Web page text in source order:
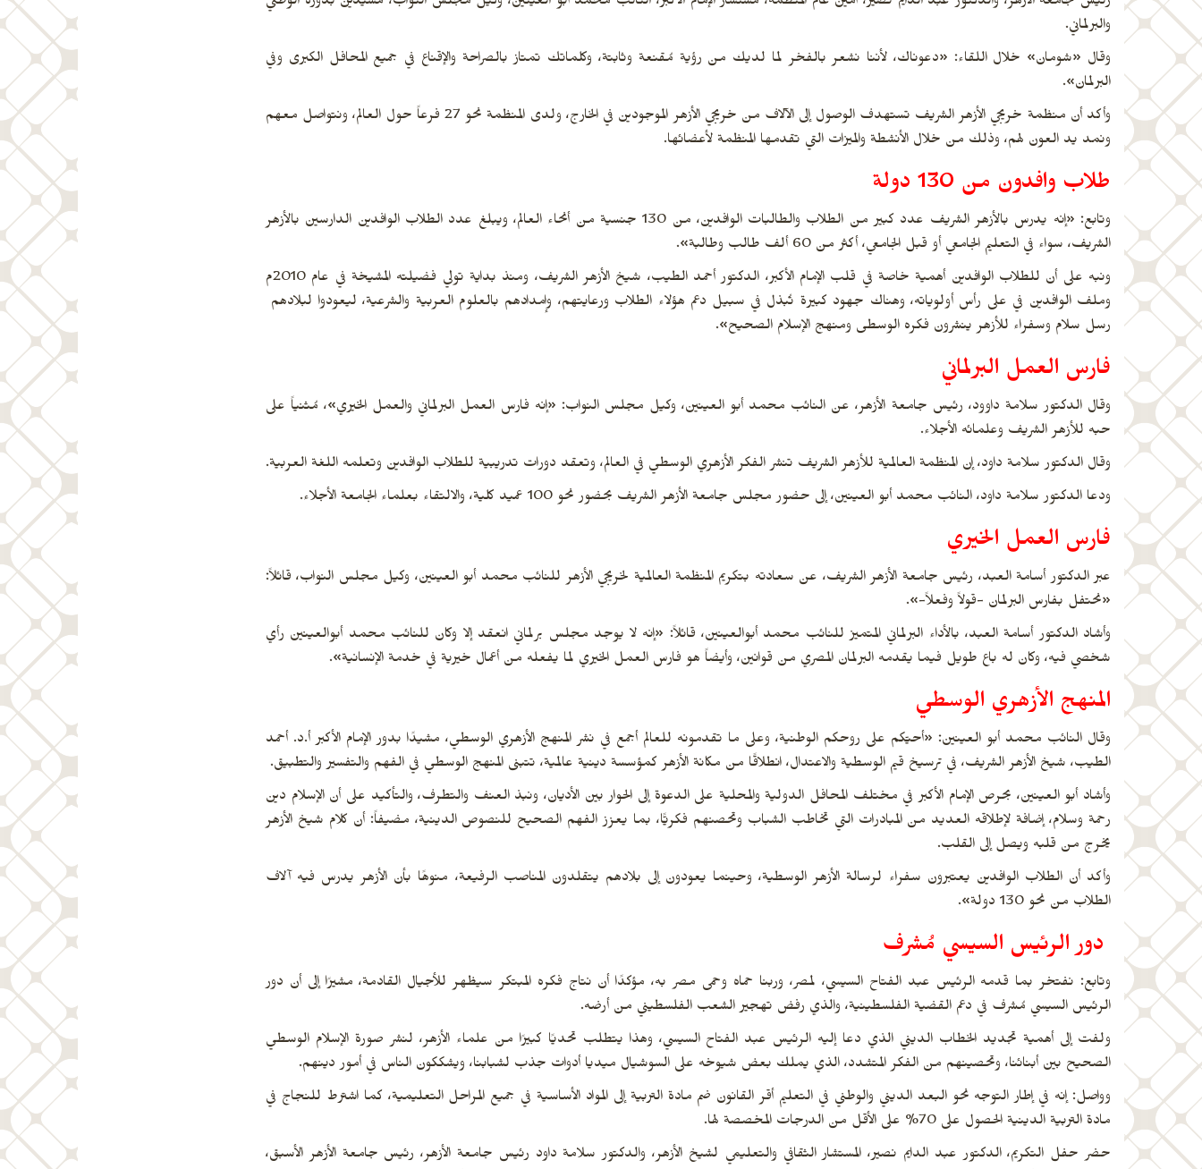
والبرلماني.
وقال «شومان» خلال اللقاء: «دعوناك، لأننا نشعر بالفخر لما لديك من رؤية مُقنعة وثابتة، وكلماتك تمتاز بالصراحة والإقناع في جميع المحافل الكبرى وفي
البرلمان».
وأكد أن منظمة خريجي الأزهر الشريف تستهدف الوصول إلى الآلاف من خريجي الأزهر الموجودين في الخارج، ولدى المنظمة نحو 27 فرعاً حول العالم، ونتواصل معهم
ونمد يد العون لهم، وذلك من خلال الأنشطة والميزات التي تقدمها المنظمة لأعضائها.
طلاب وافدون من 130 دولة
وتابع: «إنه يدرس بالأزهر الشريف عدد كبير من الطلاب والطالبات الوافدين، من 130 جنسية من أنحاء العالم، ويبلغ عدد الطلاب الوافدين الدارسين بالأزهر
الشريف، سواء في التعليم الجامعي أو قبل الجامعي، أكثر من 60 ألف طالب وطالبة».
ونبه على أن للطلاب الوافدين أهمية خاصة في قلب الإمام الأكبر، الدكتور أحمد الطيب، شيخ الأزهر الشريف، ومنذ بداية تولي فضيلته المشيخة في عام 2010م
وملف الوافدين في على رأس أولوياته، وهناك جهود كبيرة تُبذل في سبيل دعم هؤلاء الطلاب ورعايتهم، وإمدادهم بالعلوم العربية والشرعية، ليعودوا لبلادهم
رسل سلام وسفراء للأزهر ينشرون فكره الوسطى ومنهج الإسلام الصحيح».
فارس العمل البرلماني
وقال الدكتور سلامة داوود، رئيس جامعة الأزهر، عن النائب محمد أبو العينين، وكيل مجلس النواب: «إنه فارس العمل البرلماني والعمل الخيري»، مُثنياً على
حبه للأزهر الشريف وعلمائه الأجلاء.
وقال الدكتور سلامة داود، إن المنظمة العالمية للأزهر الشريف تنشر الفكر الأزهري الوسطي في العالم، وتعقد دورات تدريبية للطلاب الوافدين وتعلمه اللغة العربية.
ودعا الدكتور سلامة داود، النائب محمد أبو العينين، إلى حضور مجلس جامعة الأزهر الشريف بحضور نحو 100 عميد كلية، والالتقاء بعلماء الجامعة الأجلاء.
فارس العمل الخيري
عبر الدكتور أسامة العبد، رئيس جامعة الأزهر الشريف، عن سعادته بتكريم المنظمة العالمية لخريجي الأزهر للنائب محمد أبو العينين، وكيل مجلس النواب، قائلاً:
«نحتفل بفارس البرلمان -قولاً وفعلاً-».
وأشاد الدكتور أسامة العبد، بالأداء البرلماني المتميز للنائب محمد أبوالعينين، قائلاً: «إنه لا يوجد مجلس برلماني انعقد إلا وكان للنائب محمد أبوالعينين رأي
شخصي فيه، وكان له باع طويل فيما يقدمه البرلمان المصري من قوانين، وأيضاً هو فارس العمل الخيري لما يفعله من أعمال خيرية في خدمة الإنسانية».
المنهج الأزهري الوسطي
وقال النائب محمد أبو العينين: «أحيّكم على روحكم الوطنية، وعلى ما تقدمونه للعالم أجمع في نشر المنهج الأزهري الوسطي، مشيدًا بدور الإمام الأكبر أ.د. أحمد
الطيب، شيخ الأزهر الشريف، في ترسيخ قيم الوسطية والاعتدال، انطلاقًا من مكانة الأزهر كمؤسسة دينية عالمية، تتبنى المنهج الوسطي في الفهم والتفسير والتطبيق.
وأشاد أبو العينين، بحرص الإمام الأكبر في مختلف المحافل الدولية والمحلية على الدعوة إلى الحوار بين الأديان، ونبذ العنف والتطرف، والتأكيد على أن الإسلام دين
رحمة وسلام، إضافة لإطلاقه العديد من المبادرات التي تخاطب الشباب وتحصنهم فكريًّا، بما يعزز الفهم الصحيح للنصوص الدينية، مضيفاً: أن كلام شيخ الأزهر
يخرج من قلبه ويصل إلى القلب.
وأكد أن الطلاب الوافدين يعتبرون سفراء لرسالة الأزهر الوسطية، وحينما يعودون إلى بلادهم يتقلدون المناصب الرفيعة، منوهًا بأن الأزهر يدرس فيه آلاف
الطلاب من نحو 130 دولة».
دور الرئيس السيسي مُشرف
وتابع: نفتخر بما قدمه الرئيس عبد الفتاح السيسي، لمصر، وربنا حماه وحمى مصر به، مؤكدًا أن نتاج فكره المبتكر سيظهر للأجيال القادمة، مشيرًا إلى أن دور
الرئيس السيسي مُشرف في دعم القضية الفلسطينية، والذي رفض تهجير الشعب الفلسطيني من أرضه.
ولفت إلى أهمية تجديد الخطاب الديني الذي دعا إليه الرئيس عبد الفتاح السيسي، وهذا يتطلب تحديًا كبيرًا من علماء الأزهر، لنشر صورة الإسلام الوسطي
الصحيح بين أبنائنا، وتحصينهم من الفكر المتشدد، الذي يملك بعض شيوخه على السوشيال ميديا أدوات جذب لشبابنا، ويشككون الناس في أمور دينهم.
وواصل: إنه في إطار التوجه نحو البعد الديني والوطني في التعليم أقر القانون ضم مادة التربية إلى المواد الأساسية في جميع المراحل التعليمية، كما اشترط للنجاج في
مادة التربية الدينية الحصول على 70% على الأقل من الدرجات المخصصة لها.
حضر حفل التكريم، الدكتور عبد الدايم نصير، المستشار الثقافي والتعليمي لشيخ الأزهر، والدكتور سلامة داود رئيس جامعة الأزهر، رئيس جامعة الأزهر الأسبق،